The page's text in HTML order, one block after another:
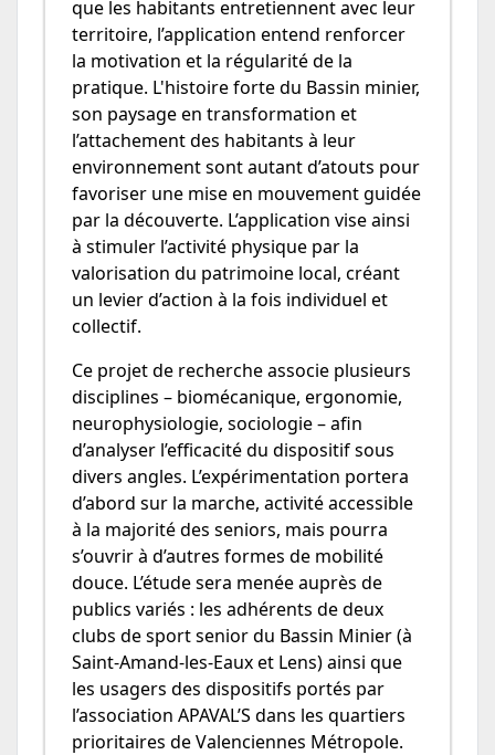
que les habitants entretiennent avec leur
territoire, l’application entend renforcer
la motivation et la régularité de la
pratique. L'histoire forte du Bassin minier,
son paysage en transformation et
l’attachement des habitants à leur
environnement sont autant d’atouts pour
favoriser une mise en mouvement guidée
par la découverte. L’application vise ainsi
à stimuler l’activité physique par la
valorisation du patrimoine local, créant
un levier d’action à la fois individuel et
collectif.
Ce projet de recherche associe plusieurs
disciplines – biomécanique, ergonomie,
neurophysiologie, sociologie – afin
d’analyser l’efficacité du dispositif sous
divers angles. L’expérimentation portera
d’abord sur la marche, activité accessible
à la majorité des seniors, mais pourra
s’ouvrir à d’autres formes de mobilité
douce. L’étude sera menée auprès de
publics variés : les adhérents de deux
clubs de sport senior du Bassin Minier (à
Saint-Amand-les-Eaux et Lens) ainsi que
les usagers des dispositifs portés par
l’association APAVAL’S dans les quartiers
prioritaires de Valenciennes Métropole.